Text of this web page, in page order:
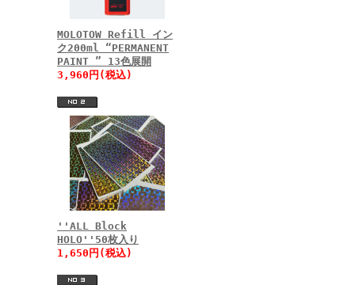
MOLOTOW Refill イン
ク200ml “PERMANENT
PAINT ” 13色展開
3,960円(税込)
''ALL Block
HOLO''50枚入り
1,650円(税込)